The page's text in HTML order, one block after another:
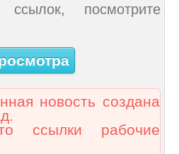
посмотрите
новость создана
ссылки рабочие